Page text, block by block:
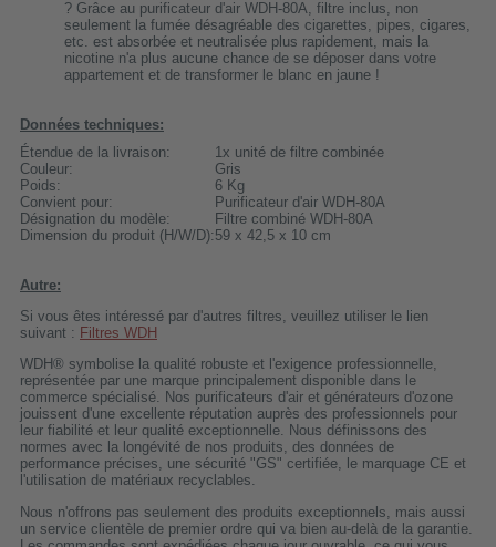
? Grâce au purificateur d'air WDH-80A, filtre inclus, non
seulement la fumée désagréable des cigarettes, pipes, cigares,
etc. est absorbée et neutralisée plus rapidement, mais la
nicotine n'a plus aucune chance de se déposer dans votre
appartement et de transformer le blanc en jaune !
Données techniques:
Étendue de la livraison:
1x unité de filtre combinée
Couleur:
Gris
Poids:
6 Kg
Convient pour:
Purificateur d'air WDH-80A
Désignation du modèle:
Filtre combiné WDH-80A
Dimension du produit (H/W/D):59 x 42,5 x 10 cm
Autre:
Si vous êtes intéressé par d'autres filtres, veuillez utiliser le lien
suivant : Filtres WDH
WDH® symbolise la qualité robuste et l'exigence professionnelle,
représentée par une marque principalement disponible dans le
commerce spécialisé. Nos purificateurs d'air et générateurs d'ozone
jouissent d'une excellente réputation auprès des professionnels pour
leur fiabilité et leur qualité exceptionnelle. Nous définissons des
normes avec la longévité de nos produits, des données de
performance précises, une sécurité "GS" certifiée, le marquage CE et
l'utilisation de matériaux recyclables.
Nous n'offrons pas seulement des produits exceptionnels, mais aussi
un service clientèle de premier ordre qui va bien au-delà de la garantie.